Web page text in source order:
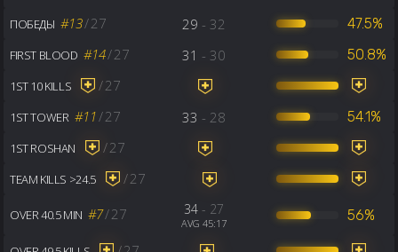
ПОБЕДЫ #13/27 29 - 32 47.5%
FIRST BLOOD #14/27 31 - 30 50.8%
1ST 10 KILLS /27
1ST TOWER #11 /27 33 - 28 54.1%
1ST ROSHAN /27
TEAM KILLS >24.5 /27
OVER 40.5 MIN #7/27 34- 27
AVG 45:17 56%